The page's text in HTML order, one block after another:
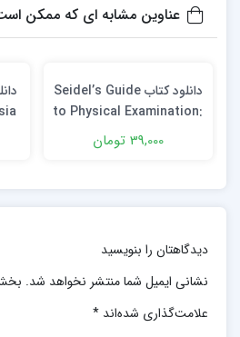
عناوین مشابه ای که ممکن
دانلود کتاب Seidel’s Guide
to Physical Examination:
An Interprofessional
Approach 9th Edition +
39,000 تومان
دیدگاهتان را بنویسید
نشانی ایمیل شما منتشر نخواهد شد.
علامت‌گذاری شده‌اند *